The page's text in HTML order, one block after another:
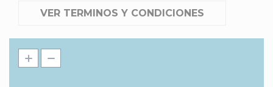
VER TERMINOS Y CONDICIONES